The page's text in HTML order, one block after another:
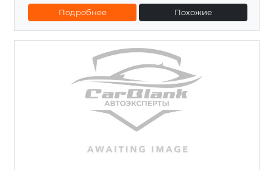
Подробнее Похожие